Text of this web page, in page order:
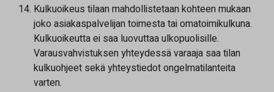
Kulkuoikeus tilaan mahdollistetaan kohteen mukaan
joko asiakaspalvelijan toimesta tai omatoimikulkuna.
Kulkuoikeutta ei saa luovuttaa ulkopuolisille.
Varausvahvistuksen yhteydessä varaaja saa tilan
kulkuohjeet sekä yhteystiedot ongelmatilanteita
varten.